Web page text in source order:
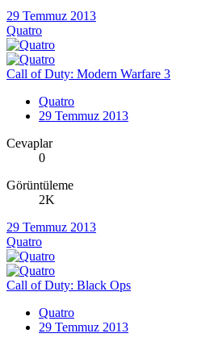
29 Temmuz 2013
Quatro
Call of Duty: Modern Warfare 3
Quatro
29 Temmuz 2013
Cevaplar
0
Görüntüleme
2K
29 Temmuz 2013
Quatro
Call of Duty: Black Ops
Quatro
29 Temmuz 2013